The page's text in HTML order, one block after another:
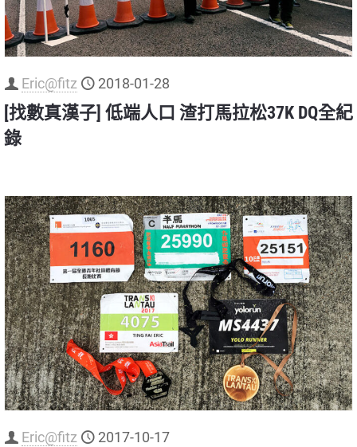
Eric@fitz 2018-01-28
[找數真漢子] 低端人口 渣打馬拉松37K DQ全紀
錄
Eric@fitz 2017-10-17